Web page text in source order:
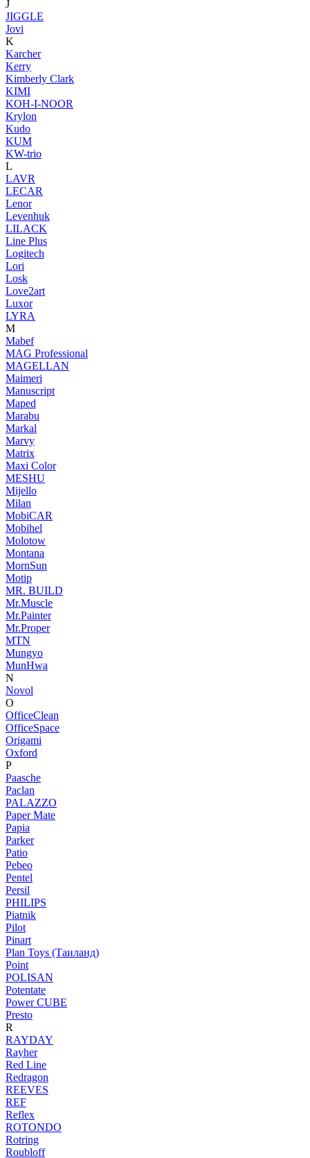
J
JIGGLE
Jovi
K
Karcher
Kerry
Kimberly Clark
KIMI
KOH-I-NOOR
Krylon
Kudo
KUM
KW-trio
L
LAVR
LECAR
Lenor
Levenhuk
LILACK
Line Plus
Logitech
Lori
Losk
Love2art
Luxor
LYRA
M
Mabef
MAG Professional
MAGELLAN
Maimeri
Manuscript
Maped
Marabu
Markal
Marvy
Matrix
Maxi Color
MESHU
Mijello
Milan
MobiCAR
Mobihel
Molotow
Montana
MornSun
Motip
MR. BUILD
Mr.Muscle
Mr.Painter
Mr.Proper
MTN
Mungyo
MunHwa
N
Novol
O
OfficeClean
OfficeSpace
Origami
Oxford
P
Paasche
Paclan
PALAZZO
Paper Mate
Papia
Parker
Patio
Pebeo
Pentel
Persil
PHILIPS
Piatnik
Pilot
Pinart
Plan Toys (Таиланд)
Point
POLISAN
Potentate
Power CUBE
Presto
R
RAYDAY
Rayher
Red Line
Redragon
REEVES
REF
Reflex
ROTONDO
Rotring
Roubloff